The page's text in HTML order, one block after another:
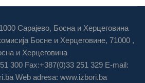
Сарајево, Босна и Херцеговина
Босне и Херцеговине, 71000 ,
и Херцеговина
300 Fax:+387(0)33 251 329 E-mail:
Web adresa: www.izbori.ba